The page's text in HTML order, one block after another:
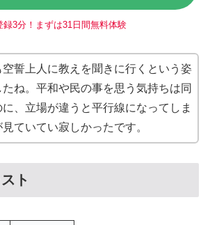
録3分！まずは31日間無料体験
空誓上人に教えを聞きに行くという姿
ね。平和や民の事を思う気持ちは同
に、立場が違うと平行線になってしま
見ていてい寂しかったです。
ト